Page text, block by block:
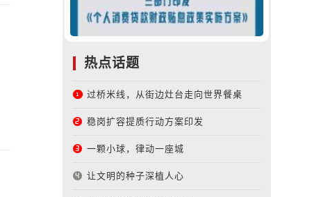
热点话题
过桥米线，从街边灶台走向世界餐桌
稳岗扩容提质行动方案印发
一颗小球，律动一座城
让文明的种子深植人心